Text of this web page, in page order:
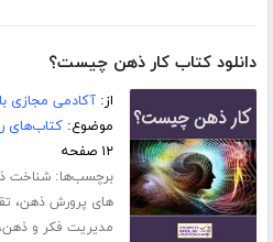
دانلود کتاب کار ذهن چیست؟
از:آکادمی مجازی
موضوع:کتاب‌های
۱۲ صفحه
برچسب‌ها:شناخت
های پرورش ذهن،
مدیریت فکر و ذهن،